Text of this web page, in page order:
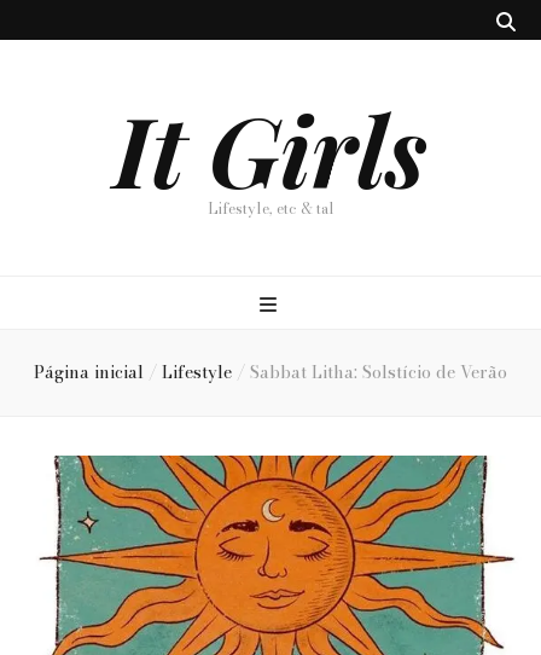
It Girls
Lifestyle, etc & tal
Página inicial /Lifestyle /Sabbat Litha: Solstício de Verão